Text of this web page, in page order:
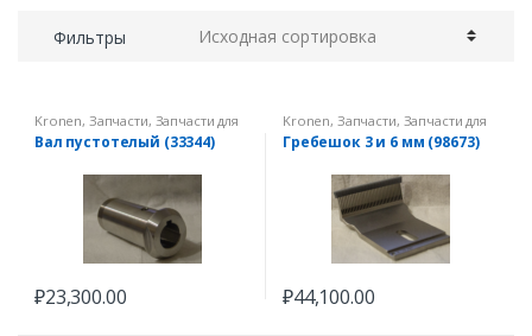
Фильтры
Kronen, Запчасти, Запчасти для
овощерезок
Вал пустотелый (33344)
₽23,300.00
Kronen, Запчасти, Запчасти для
овощерезок
Гребешок 3 и 6 мм (98673)
₽44,100.00